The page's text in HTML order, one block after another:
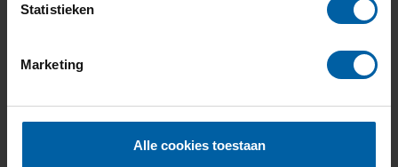
Statistieken
Marketing
Alle cookies toestaan
About the library